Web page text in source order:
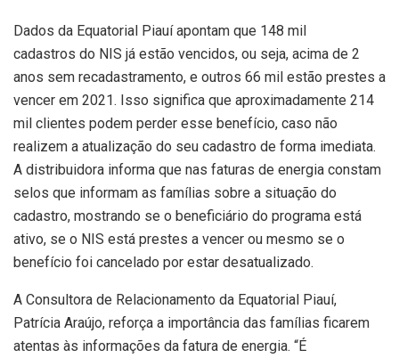
Dados da Equatorial Piauí apontam que 148 mil
cadastros do NIS já estão vencidos, ou seja, acima de 2
anos sem recadastramento, e outros 66 mil estão prestes a
vencer em 2021. Isso significa que aproximadamente 214
mil clientes podem perder esse benefício, caso não
realizem a atualização do seu cadastro de forma imediata.
A distribuidora informa que nas faturas de energia constam
selos que informam as famílias sobre a situação do
cadastro, mostrando se o beneficiário do programa está
ativo, se o NIS está prestes a vencer ou mesmo se o
benefício foi cancelado por estar desatualizado.
A Consultora de Relacionamento da Equatorial Piauí,
Patrícia Araújo, reforça a importância das famílias ficarem
atentas às informações da fatura de energia. “É